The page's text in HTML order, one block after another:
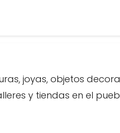
joyas, objetos
y tiendas en el